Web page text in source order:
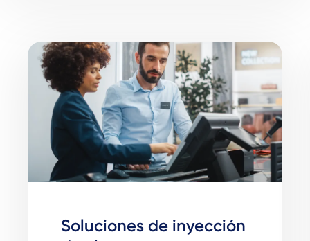
Soluciones de inyección